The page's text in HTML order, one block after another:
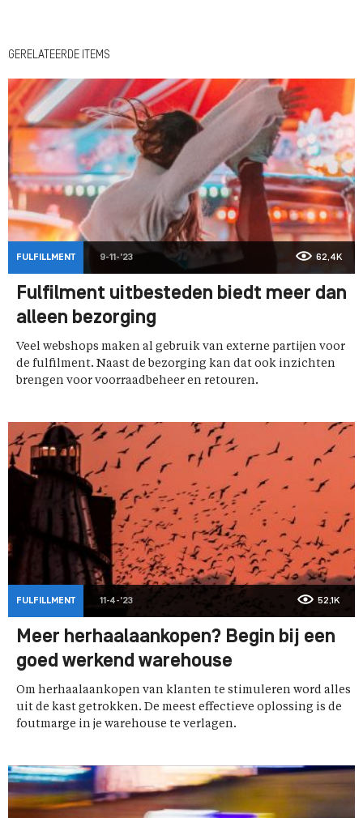
GERELATEERDE ITEMS
FULFILLMENT 9-11-'23 62,4K
Fulfilment uitbesteden biedt meer dan
alleen bezorging
Veel webshops maken al gebruik van externe partijen voor
de fulfilment. Naast de bezorging kan dat ook inzichten
brengen voor voorraadbeheer en retouren.
FULFILLMENT 11-4-'23 52,1K
Meer herhaalaankopen? Begin bij een
goed werkend warehouse
Om herhaalaankopen van klanten te stimuleren word alles
uit de kast getrokken. De meest effectieve oplossing is de
foutmarge in je warehouse te verlagen.